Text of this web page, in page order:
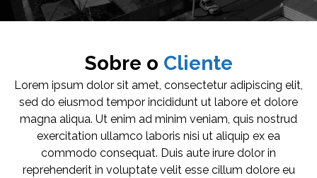
Sobre o Cliente
Lorem ipsum dolor sit amet, consectetur adipiscing elit,
sed do eiusmod tempor incididunt ut labore et dolore
magna aliqua. Ut enim ad minim veniam, quis nostrud
exercitation ullamco laboris nisi ut aliquip ex ea
commodo consequat. Duis aute irure dolor in
reprehenderit in voluptate velit esse cillum dolore eu